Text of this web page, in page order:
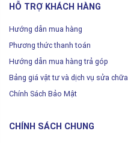
HỖ TRỢ KHÁCH HÀNG
Hướng dẫn mua hàng
Phương thức thanh toán
Hướng dẫn mua hàng trả góp
Bảng giá vật tư và dịch vụ sửa chữa
Chính Sách Bảo Mật
CHÍNH SÁCH CHUNG